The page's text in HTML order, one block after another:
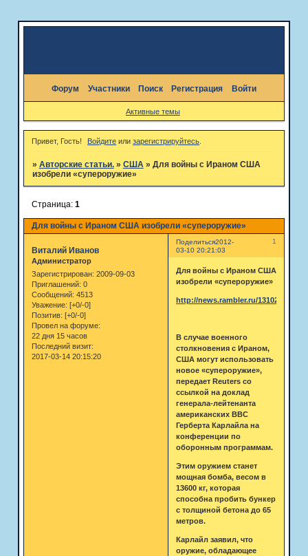
Форум Участники Поиск Регистрация Войти
Активные темы
Привет, Гость! Войдите илизарегистрируйтесь
» Авторские статьи. » США » Для войны с Ираном США
изобрели «супероружие»
Для войны с Ираном США изобрели «супероружие»
Страница: 1
Поделиться 1
2012-
03-10 20:21:03
Виталий Иванов
Администратор
Зарегистрирован: 2009-09-03
Приглашений: 0
Сообщений: 4513
Уважение: [+0/-0]
Позитив: [+0/-0]
Провел на форуме:
22 дня 15 часов
Последний визит:
2017-03-14 20:15:20
Для войны с Ираном США
изобрели «супероружие»
http://news.rambler.ru/13102854/
В случае военного
столкновения с Ираном,
США могут использовать
новое «супероружие»,
передает Reuters со
ссылкой на доклад
генерала-лейтенанта
американских ВВС
Герберта Карлайла на
конференции по
оборонным программам.
Этим оружием станет
мощная бомба, весом в
13600 кг, которая
способна пробить бункер
с толщиной бетона до 65
метров.
Карлайл заявил, что
оружие, обладающее